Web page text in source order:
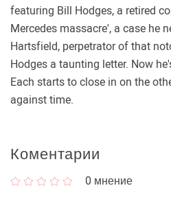
featuring Bill Hodges, a retired
Mercedes massacre', a case he
Hartsfield, perpetrator of that
Hodges a taunting letter. Now
Each starts to close in on the
against time.
Коментарии
0 мнение